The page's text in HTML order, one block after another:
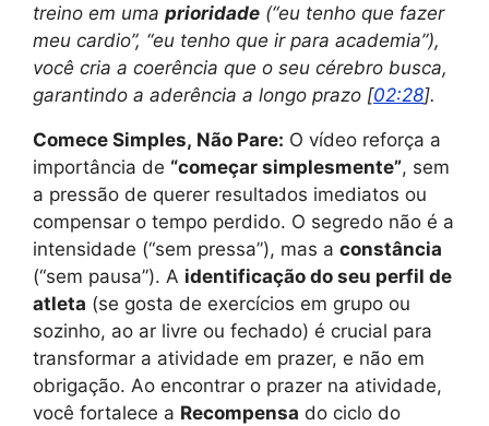
treino em uma prioridade (“eu tenho que fazer
meu cardio”, “eu tenho que ir para academia”),
você cria a coerência que o seu cérebro busca,
garantindo a aderência a longo prazo [02:28].
Comece Simples, Não Pare: O vídeo reforça a
importância de “começar simplesmente”, sem
a pressão de querer resultados imediatos ou
compensar o tempo perdido. O segredo não é a
intensidade (“sem pressa”), mas a constância
(“sem pausa”). A identificação do seu perfil de
atleta (se gosta de exercícios em grupo ou
sozinho, ao ar livre ou fechado) é crucial para
transformar a atividade em prazer, e não em
obrigação. Ao encontrar o prazer na atividade,
você fortalece a Recompensa do ciclo do